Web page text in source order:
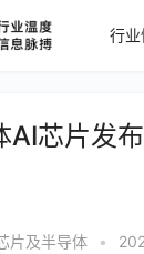
行业
AI芯片发
片及半导体 •